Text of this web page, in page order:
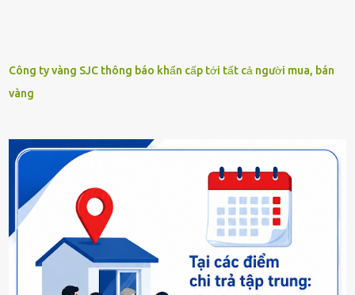
Công ty vàng SJC thông báo khẩn cấp tới tất cả người mua, bán
vàng